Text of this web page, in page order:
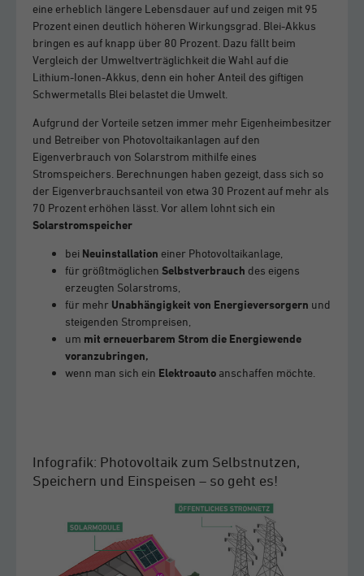
eine erheblich längere Lebensdauer auf und zeigen mit 95
Prozent einen deutlich höheren Wirkungsgrad. Blei-Akkus
bringen es auf knapp über 80 Prozent. Dazu fällt beim
Vergleich der Umweltverträglichkeit die Wahl auf die
Lithium-Ionen-Akkus, denn ein hoher Anteil des giftigen
Schwermetalls Blei belastet die Umwelt.
Aufgrund der Vorteile setzen immer mehr Eigenheimbesitzer
und Betreiber von Photovoltaikanlagen auf den
Eigenverbrauch von Solarstrom mithilfe eines
Stromspeichers. Berechnungen haben gezeigt, dass sich so
der Eigenverbrauchsanteil von etwa 30 Prozent auf mehr als
70 Prozent erhöhen lässt. Vor allem lohnt sich ein
Solarstromspeicher
bei Neuinstallation einer Photovoltaikanlage,
für größtmöglichen Selbstverbrauch des eigens
erzeugten Solarstroms,
für mehr Unabhängigkeit von Energieversorgern und
steigenden Strompreisen,
um mit erneuerbarem Strom die Energiewende
voranzubringen,
wenn man sich ein Elektroauto anschaffen möchte.
Infografik: Photovoltaik zum Selbstnutzen,
Speichern und Einspeisen – so geht es!